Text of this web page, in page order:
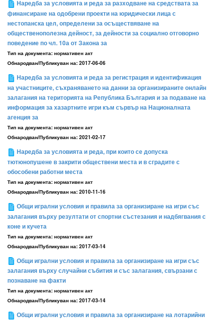
Наредба за условията и реда за разходване на средствата за
финансиране на одобрени проекти на юридически лица с
нестопанска цел, определени за осъществяване на
общественополезна дейност, за дейности за социално отговорно
поведение по чл. 10а от Закона за
Тип на документа: нормативен акт
Обнародван/Публикуван на: 2017-06-06
Наредба за условията и реда за регистрация и идентификация
на участниците, съхраняването на данни за организираните онлайн
залагания на територията на Република България и за подаване на
информация за хазартните игри към сървър на Националната
агенция за
Тип на документа: нормативен акт
Обнародван/Публикуван на: 2021-02-17
Наредба за условията и реда, при които се допуска
тютюнопушене в закрити обществени места и в сградите с
обособени работни места
Тип на документа: нормативен акт
Обнародван/Публикуван на: 2010-11-16
Общи игрални условия и правила за организиране на игри със
залагания върху резултати от спортни състезания и надбягвания с
коне и кучета
Тип на документа: нормативен акт
Обнародван/Публикуван на: 2017-03-14
Общи игрални условия и правила за организиране на игри със
залагания върху случайни събития и със залагания, свързани с
познаване на факти
Тип на документа: нормативен акт
Обнародван/Публикуван на: 2017-03-14
Общи игрални условия и правила за организиране на лотарийни